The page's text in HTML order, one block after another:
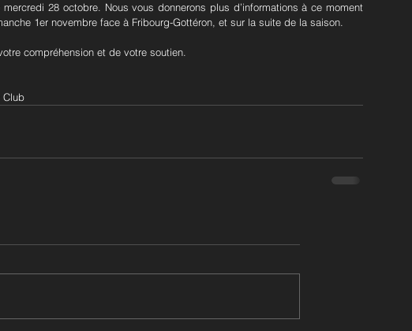
28 octobre. Nous vous donnerons plus d’informations à ce moment
1er novembre face à Fribourg-Gottéron, et sur la suite de la saison.
compréhension et de votre soutien.
Club